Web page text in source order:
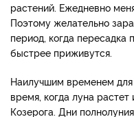
растений. Ежедневно
Поэтому желательно
период, когда пересадка
быстрее приживутся.
Наилучшим временем
время, когда луна
Козерога. Дни